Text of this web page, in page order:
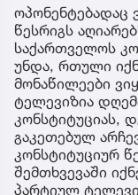
ოპონენტებადაც
წესრიგს
საქართველოს
უნდა, რთული
მონაწილეები
ტელევიზია
კონსტიტუციას,
გაკეთებულ
კონსტიტუციურ
შემთხვევაში
პარტიულ